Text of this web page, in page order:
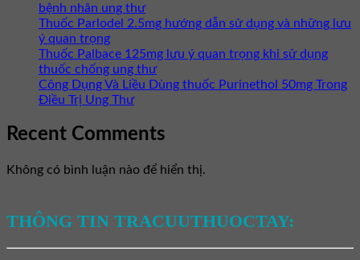
bệnh nhân ung thư
Thuốc Parlodel 2.5mg hướng dẫn sử dụng và những lưu
ý quan trọng
Thuốc Palbace 125mg lưu ý quan trọng khi sử dụng
thuốc chống ung thư
Công Dụng Và Liều Dùng thuốc Purinethol 50mg Trong
Điều Trị Ung Thư
Recent Comments
Không có bình luận nào để hiển thị.
THÔNG TIN TRACUUTHUOCTAY: